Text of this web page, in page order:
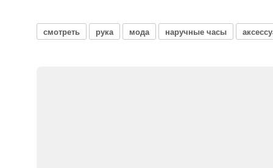
смотреть рука мода наручные часы